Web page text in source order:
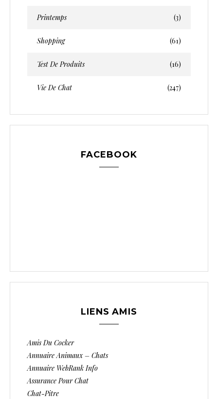
Printemps (3)
Shopping (61)
Test De Produits (16)
Vie De Chat (247)
FACEBOOK
LIENS AMIS
Amis Du Cocker
Annuaire Animaux – Chats
Annuaire WebRank Info
Assurance Pour Chat
Chat-Pitre